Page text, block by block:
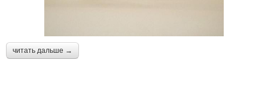
читать дальше →